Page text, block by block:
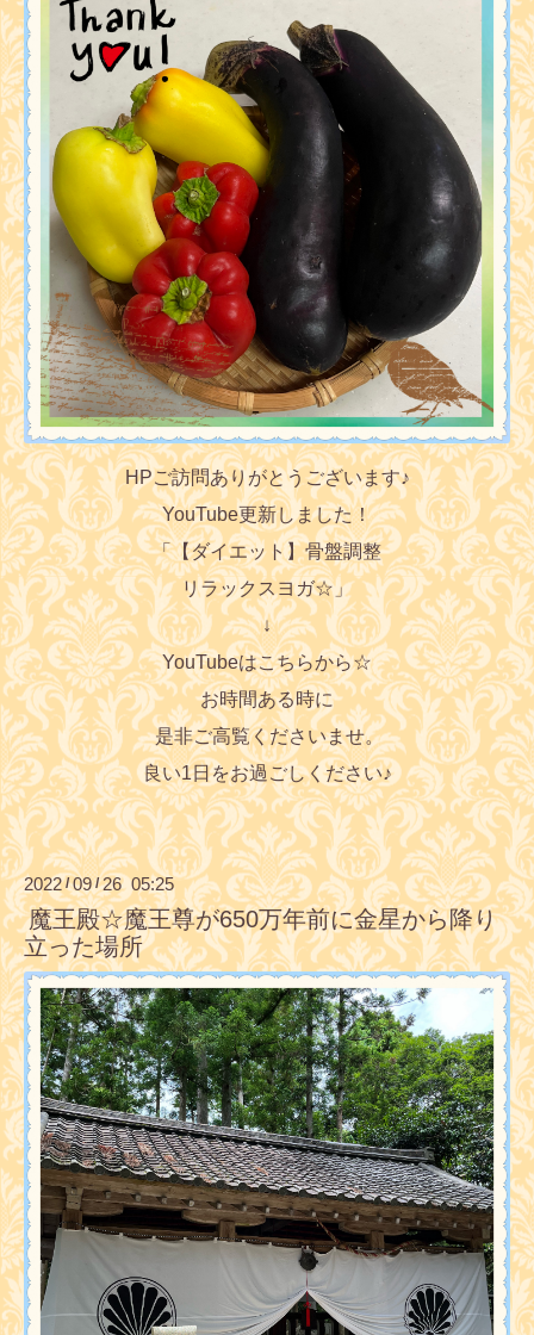
HPご訪問ありがとうございます♪
YouTube更新しました！
「【ダイエット】骨盤調整
リラックスヨガ☆」
↓
YouTubeはこちらから☆
お時間ある時に
是非ご高覧くださいませ。
良い1日をお過ごしください♪
2022/09/26 05:25
魔王殿☆魔王尊が650万年前に金星から降り
立った場所